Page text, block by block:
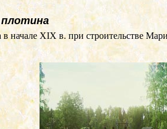
плотина
начале XIX в. при строительстве